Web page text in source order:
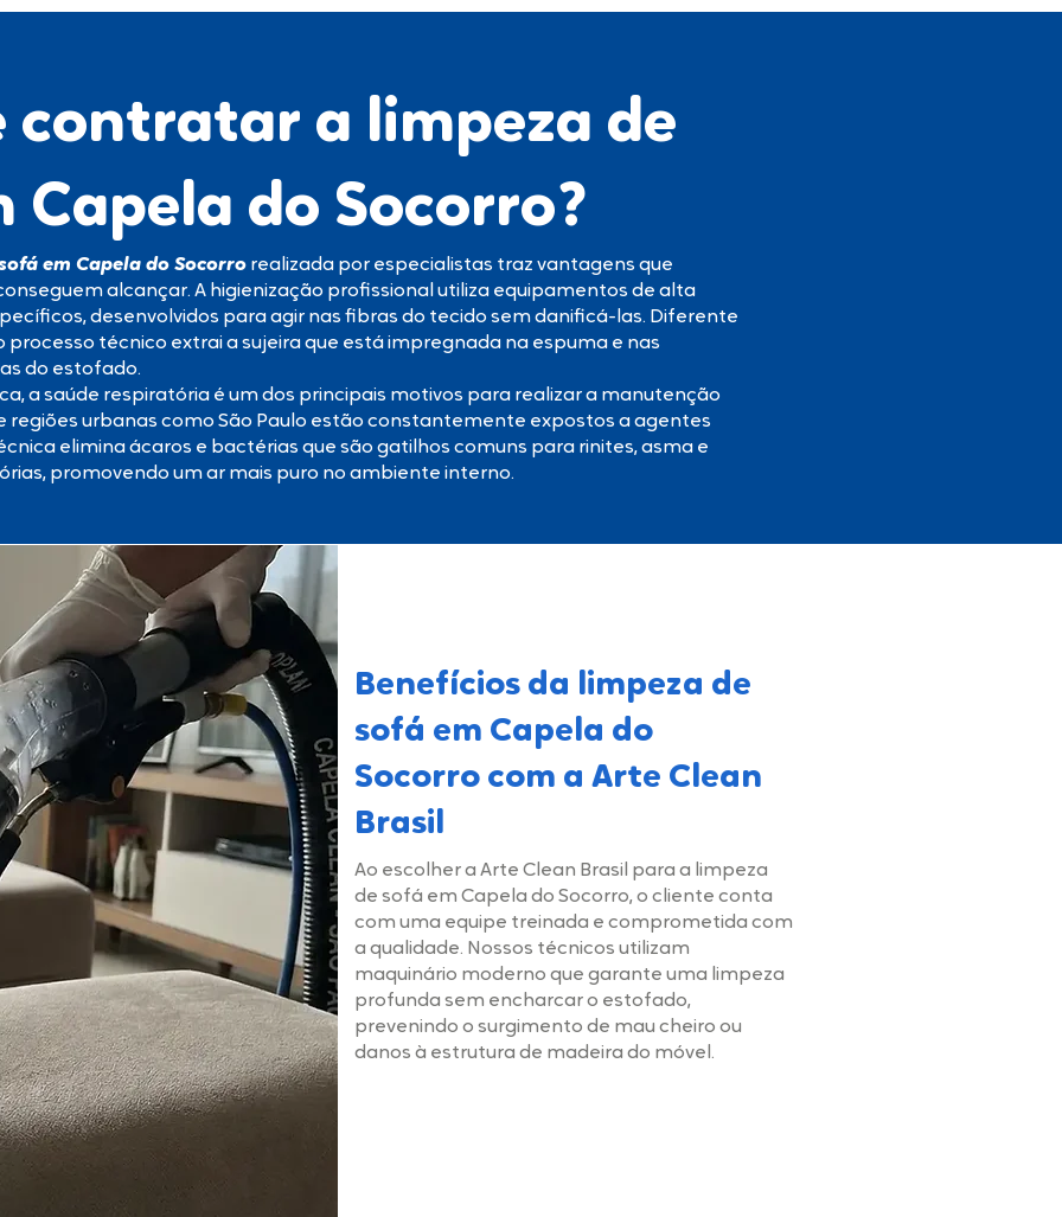
contratar a limpeza de
Capela do Socorro?
em Capela do Socorro realizada por especialistas traz vantagens que
alcançar. A higienização profissional utiliza equipamentos de alta
desenvolvidos para agir nas fibras do tecido sem danificá-las. Diferente
processo técnico extrai a sujeira que está impregnada na espuma e nas
do estofado.
a saúde respiratória é um dos principais motivos para realizar a manutenção
regiões urbanas como São Paulo estão constantemente expostos a agentes
elimina ácaros e bactérias que são gatilhos comuns para rinites, asma e
promovendo um ar mais puro no ambiente interno.
Benefícios da limpeza de
sofá em Capela do
Socorro com a Arte Clean
Brasil
Ao escolher a Arte Clean Brasil para a limpeza
de sofá em Capela do Socorro, o cliente conta
com uma equipe treinada e comprometida com
a qualidade. Nossos técnicos utilizam
maquinário moderno que garante uma limpeza
profunda sem encharcar o estofado,
prevenindo o surgimento de mau cheiro ou
danos à estrutura de madeira do móvel.